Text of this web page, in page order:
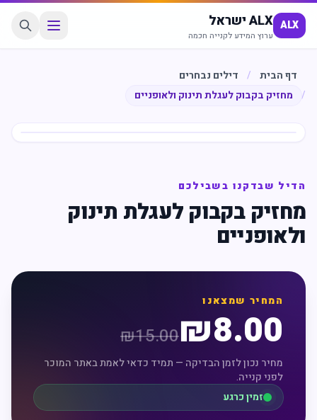
ALX ALX ישראל
ערוץ המידע לקנייה חכמה
דף הבית /
דילים נבחרים
/
מחזיק בקבוק לעגלת תינוק ולאופניים
הדיל שבדקנו בשבילכם
מחזיק בקבוק לעגלת תינוק
ולאופניים
המחיר שמצאנו
₪8.00
₪15.00
מחיר נכון לזמן הבדיקה — תמיד כדאי לאמת באתר המוכר
לפני קנייה.
זמין כרגע